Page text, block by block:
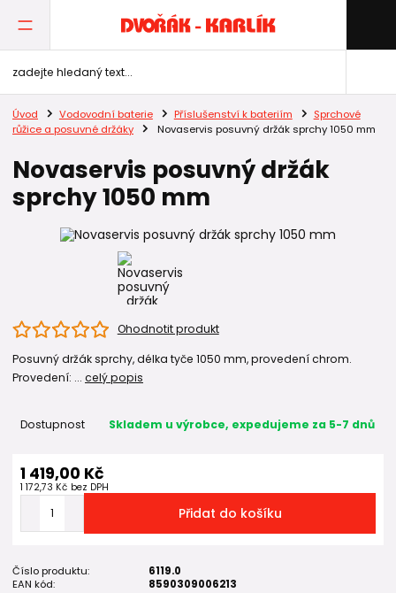
Úvod Vodovodní baterie Příslušenství k bateriím
Sprchové
růžice a posuvné držáky
Novaservis posuvný držák sprchy 1050 mm
Novaservis posuvný držák
sprchy 1050 mm
Ohodnotit produkt
Posuvný držák sprchy, délka tyče 1050 mm, provedení chrom.
Provedení: ... celý popis
Dostupnost Skladem u výrobce, expedujeme za 5-7 dnů
1 419,00 Kč
1 172,73 Kč bez DPH
Přidat do košíku
Číslo produktu:
6119.0
EAN kód:
8590309006213